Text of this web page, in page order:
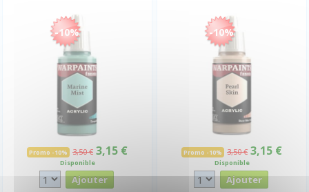
-10%
Promo -10% 3,50 € 3,15 €
Disponible
-10%
Promo -10% 3,50 € 3,15 €
Disponible